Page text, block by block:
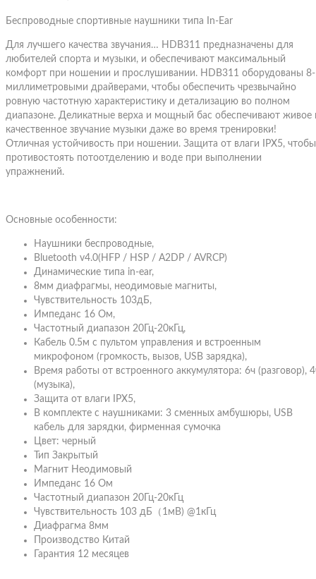
Беспроводные спортивные наушники типа In-Ear
Для лучшего качества звучания… HDB311 предназначены для
любителей спорта и музыки, и обеспечивают максимальный
комфорт при ношении и прослушивании. HDB311 оборудованы 8-
миллиметровыми драйверами, чтобы обеспечить чрезвычайно
ровную частотную характеристику и детализацию во полном
диапазоне. Деликатные верха и мощный бас обеспечивают живое
качественное звучание музыки даже во время тренировки!
Отличная устойчивость при ношении. Защита от влаги IPX5, чтобы
противостоять потоотделению и воде при выполнении
упражнений.
Основные особенности:
Наушники беспроводные,
Bluetooth v4.0(HFP / HSP / A2DP / AVRCP)
Динамические типа in-ear,
8мм диафрагмы, неодимовые магниты,
Чувствительность 103дБ,
Импеданс 16 Ом,
Частотный диапазон 20Гц-20кГц,
Кабель 0.5м с пультом управления и встроенным
микрофоном (громкость, вызов, USB зарядка),
Время работы от встроенного аккумулятора: 6ч (разговор),
(музыка),
Защита от влаги IPX5,
В комплекте с наушниками: 3 сменных амбушюры, USB
кабель для зарядки, фирменная сумочка
Цвет: черный
Тип Закрытый
Магнит Неодимовый
Импеданс 16 Ом
Частотный диапазон 20Гц-20кГц
Чувствительность 103 дБ（1мВ) @1кГц
Диафрагма 8мм
Производство Китай
Гарантия 12 месяцев